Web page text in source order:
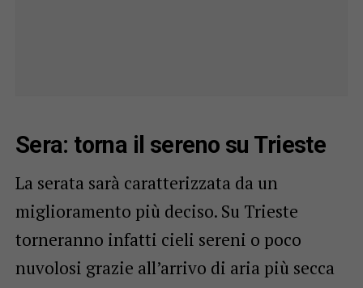
Sera: torna il sereno su Trieste
La serata sarà caratterizzata da un
miglioramento più deciso. Su Trieste
torneranno infatti cieli sereni o poco
nuvolosi grazie all’arrivo di aria più secca